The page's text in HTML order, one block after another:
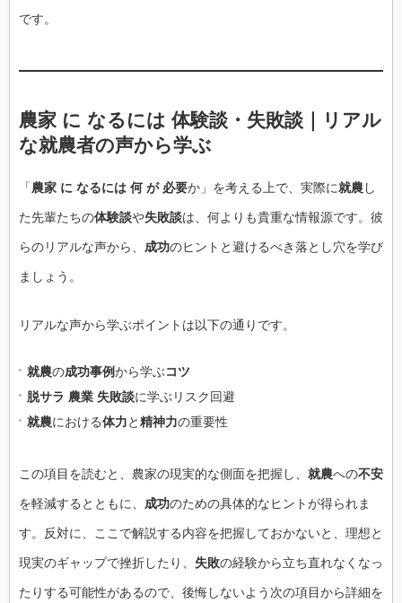
です。
農家 に なるには 体験談・失敗談｜リアル
な就農者の声から学ぶ
「農家 に なるには 何 が 必要か」を考える上で、実際に就農 し
た先輩たちの体験談や失敗談は、何よりも貴重な情報源です。彼
らのリアルな声から、 成功のヒントと避けるべき落とし穴を学び
ましょう。
リアルな声から学ぶポイントは以下の通りです。
就農の成功事例から学ぶコツ
脱サラ 農業 失敗談に学ぶリスク回避
就農における体力と精神力の重要性
この項目を読むと、農家の現実的な側面を把握し、 就農への不安
を軽減するとともに、 成功のための具体的なヒントが得られま
す。反対に、ここで解説する内容を把握しておかないと、理想と
現実のギャップで挫折したり、 失敗の経験から立ち直れなくなっ
たりする可能性があるので、後悔しないよう次の項目から詳細を